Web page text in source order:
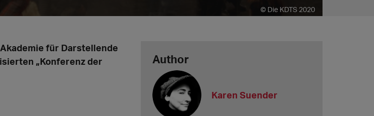
© Die KDTS 2020
für Darstellende
„Konferenz der
Author
Karen Suender